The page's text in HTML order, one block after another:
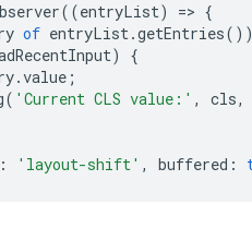
((entryList) => {
of entryList.getEntries())
)
{
.value ;
( 'Current CLS value:' , cls,
: 'layout-shift' , buffered :